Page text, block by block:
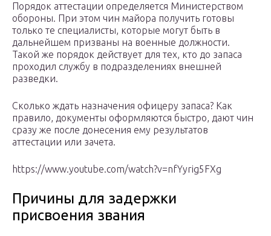
Порядок аттестации определяется Министерством
обороны. При этом чин майора получить готовы
только те специалисты, которые могут быть в
дальнейшем призваны на военные должности.
Такой же порядок действует для тех, кто до запаса
проходил службу в подразделениях внешней
разведки.
Сколько ждать назначения офицеру запаса? Как
правило, документы оформляются быстро, дают чин
сразу же после донесения ему результатов
аттестации или зачета.
https://www.youtube.com/watch?v=nfYyrig5FXg
Причины для задержки
присвоения звания